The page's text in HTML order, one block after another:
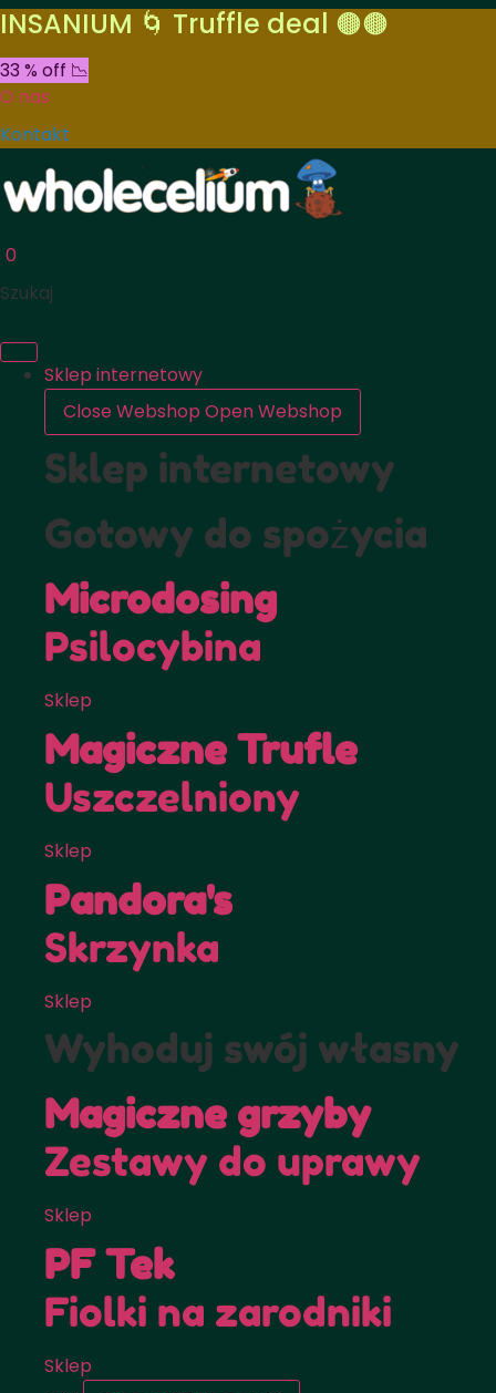
INSANIUM 🌀 Truffle deal 🟤🟤
33 % off 📉
O nas
Kontakt
0
Szukaj
Sklep internetowy
Close Webshop Open Webshop
Sklep internetowy
Gotowy do spożycia
Microdosing
Psilocybina
Sklep
Magiczne Trufle
Uszczelniony
Sklep
Pandora's
Skrzynka
Sklep
Wyhoduj swój własny
Magiczne grzyby
Zestawy do uprawy
Sklep
PF Tek
Fiolki na zarodniki
Sklep